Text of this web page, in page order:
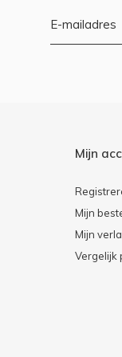
Mijn
Mijn
Mijn
Vergelijk